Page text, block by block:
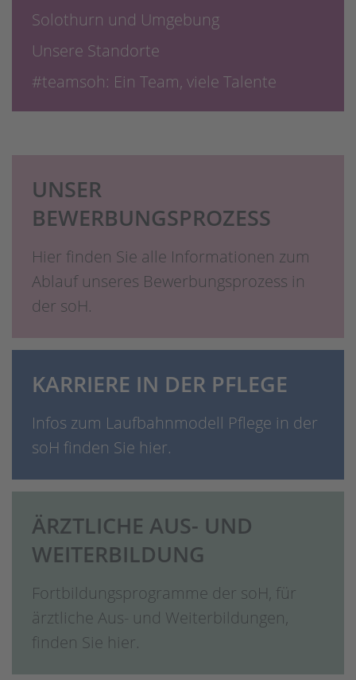
Solothurn und Umgebung
Unsere Standorte
#teamsoh: Ein Team, viele Talente
UNSER
BEWERBUNGSPROZESS
Hier finden Sie alle Informationen zum
Ablauf unseres Bewerbungsprozess in
der soH.
KARRIERE IN DER PFLEGE
Infos zum Laufbahnmodell Pflege in der
soH finden Sie hier.
ÄRZTLICHE AUS- UND
WEITERBILDUNG
Fortbildungsprogramme der soH, für
ärztliche Aus- und Weiterbildungen,
finden Sie hier.